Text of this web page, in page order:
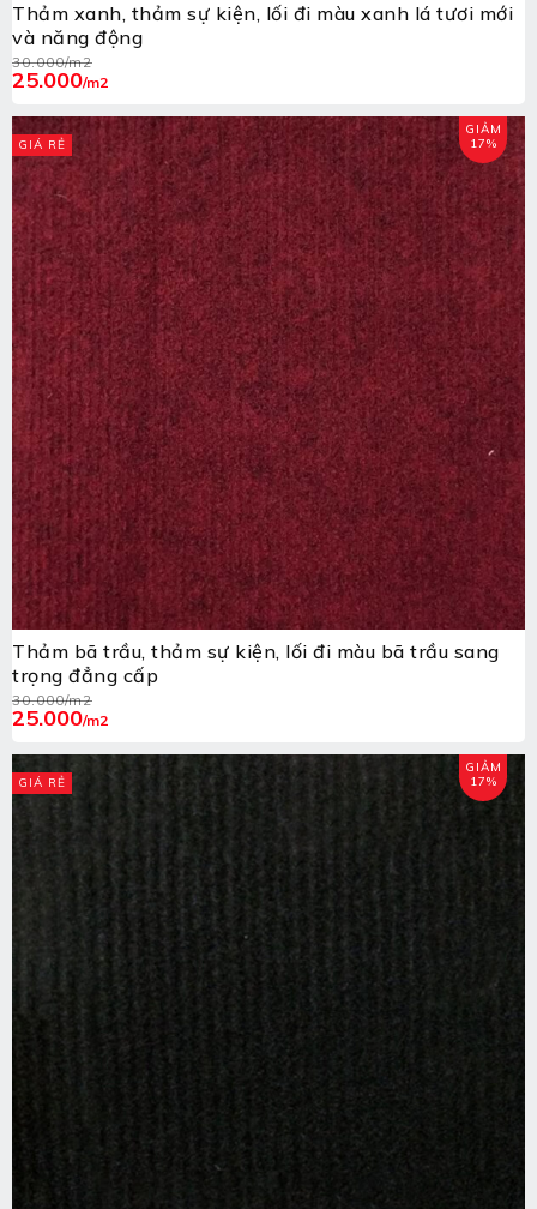
Thảm xanh, thảm sự kiện, lối đi màu xanh lá tươi mới
và năng động
30.000/m2
25.000/m2
GIÁ RẺ
GIẢM
17%
Thảm bã trầu, thảm sự kiện, lối đi màu bã trầu sang
trọng đẳng cấp
30.000/m2
25.000/m2
GIÁ RẺ
GIẢM
17%